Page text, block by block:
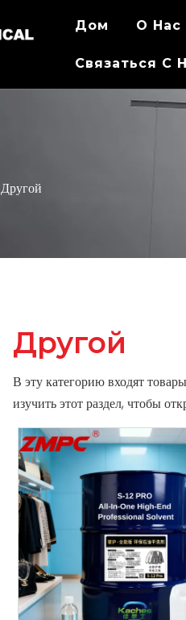
Дом О Hас
Связаться C
Другой
Другой
В эту категорию входят
изучить этот раздел, чтобы